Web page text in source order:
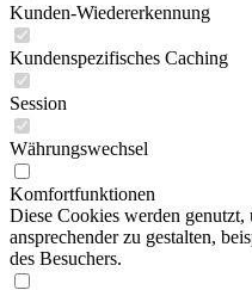
Kunden-Wiedererkennung
Kundenspezifisches Caching
Session
Währungswechsel
Komfortfunktionen
Diese Cookies werden
ansprechender zu gestalten,
des Besuchers.